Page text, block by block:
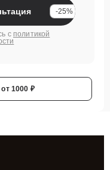
-25%
с политикой
от 1000 ₽